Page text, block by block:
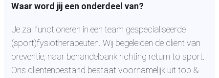
Waar word jij een onderdeel van?
Je zal functioneren in een team gespecialiseerde
(sport)fysiotherapeuten. Wij begeleiden de cliënt van
preventie, naar behandelbank richting return to sport.
Ons cliëntenbestand bestaat voornamelijk uit top &